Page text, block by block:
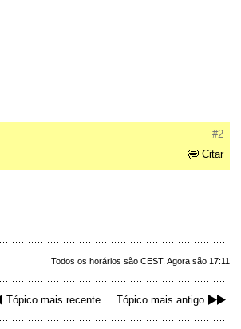
#2
Citar
Todos os horários são CEST. Agora são 17:11
Tópico mais recente Tópico mais antigo